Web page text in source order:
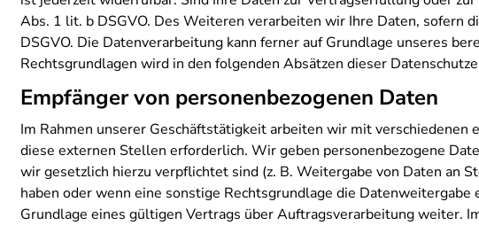
Abs. 1 lit. b DSGVO. Des Weiteren verarbeiten wir Ihre Daten, sofern
DSGVO. Die Datenverarbeitung kann ferner auf Grundlage unseres
Rechtsgrundlagen wird in den folgenden Absätzen dieser
Empfänger von personenbezogenen Daten
Im Rahmen unserer Geschäftstätigkeit arbeiten wir mit
diese externen Stellen erforderlich. Wir geben personenbezogene
wir gesetzlich hierzu verpflichtet sind (z. B. Weitergabe von Daten an
haben oder wenn eine sonstige Rechtsgrundlage die
Grundlage eines gültigen Vertrags über Auftragsverarbeitung weiter.